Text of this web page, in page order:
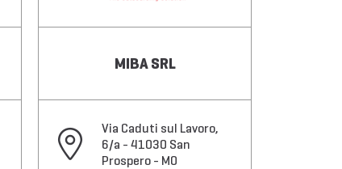
MIBA SRL
Via Caduti sul Lavoro,
6/a - 41030 San
Prospero - MO